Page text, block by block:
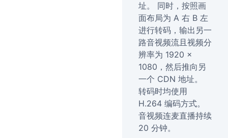
址。 同时，按照画
面布局为 A 右 B 左
进行转码，输出另一
路音视频流且视频分
辨率为 1920 ×
1080，然后推向另
一个 CDN 地址。
转码时均使用
H.264 编码方式。
音视频连麦直播持续
20 分钟。